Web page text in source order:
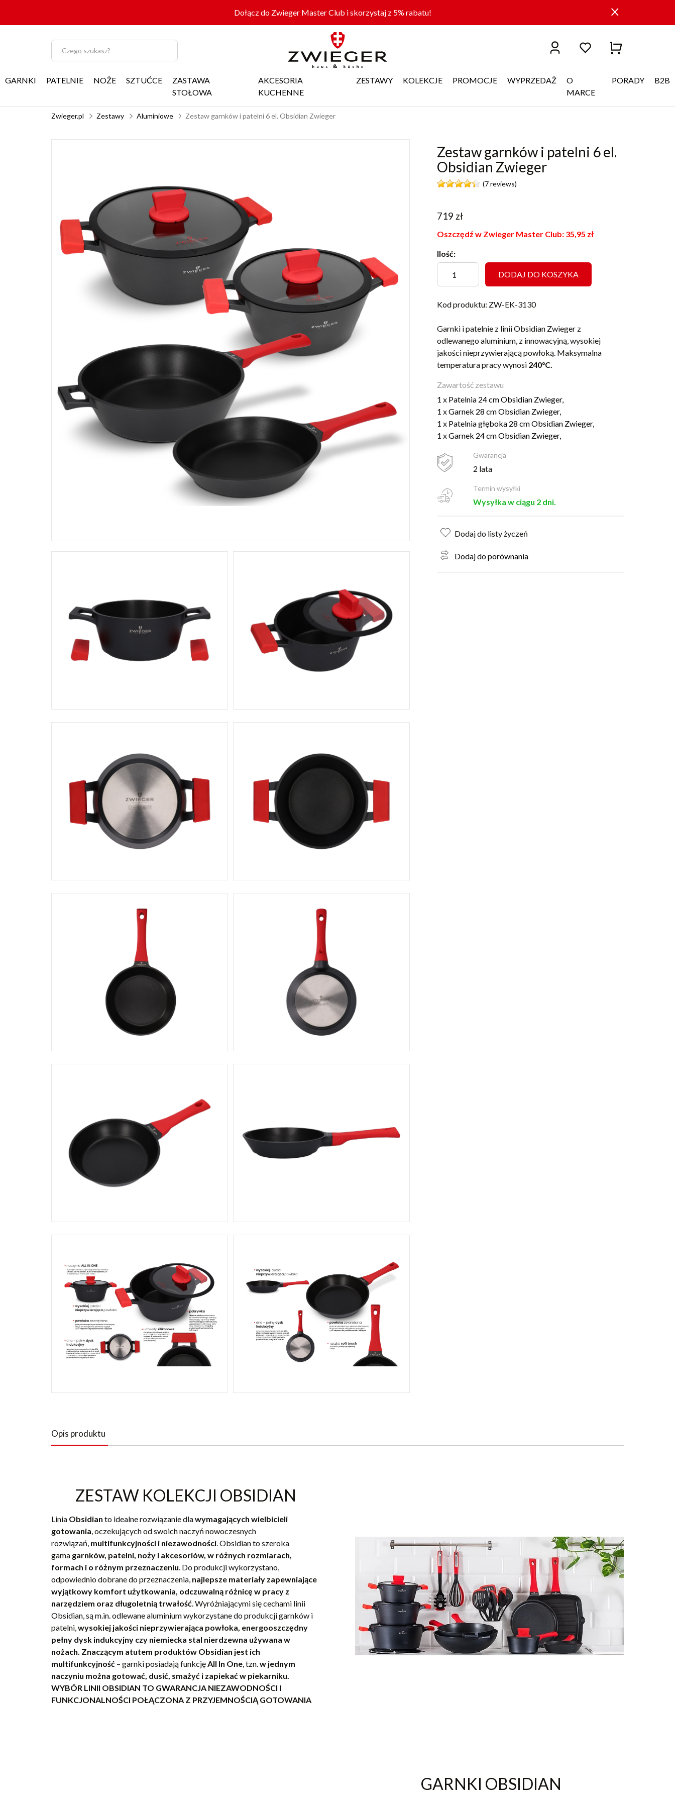
Dołącz do Zwieger Master Club i skorzystaj z 5% rabatu!
GARNKI PATELNIE NOŻE SZTUĆCE
ZASTAWA
STOŁOWA
AKCESORIA
KUCHENNE
ZESTAWY KOLEKCJE PROMOCJE WYPRZEDAŻ
O
MARCE
PORADY B2B
Zwieger.pl Zestawy Aluminiowe Zestaw garnków i patelni 6 el. Obsidian Zwieger
Zestaw garnków i patelni 6 el.
Obsidian Zwieger
(7 reviews)
719 zł
Oszczędź w Zwieger Master Club: 35,95 zł
Ilość:
DODAJ DO KOSZYKA
Kod produktu: ZW-EK-3130
Garnki i patelnie z linii Obsidian Zwieger z
odlewanego aluminium, z innowacyjną, wysokiej
jakości nieprzywierającą powłoką. Maksymalna
temperatura pracy wynosi 240°C.
Zawartość zestawu
1 x Patelnia 24 cm Obsidian Zwieger,
1 xGarnek 28 cm Obsidian Zwieger,
1 x Patelnia głęboka 28 cm Obsidian Zwieger,
1 xGarnek 24 cm Obsidian Zwieger,
Gwarancja
2 lata
Termin wysyłki
Wysyłka w ciągu 2 dni.
Dodaj do listy życzeń
Dodaj do porównania
Opis produktu
ZESTAW KOLEKCJI OBSIDIAN
Linia Obsidian to idealne rozwiązanie dlawymagających wielbicieli
gotowania, oczekujących od swoich naczyń nowoczesnych
rozwiązań, multifunkcyjności i niezawodności. Obsidian to szeroka
gama garnków, patelni, noży i akcesoriów, w różnych rozmiarach,
formach i o różnym przeznaczeniu. Do produkcji wykorzystano,
odpowiednio dobrane do przeznaczenia, najlepsze materiały zapewniające
wyjątkowy komfort użytkowania, odczuwalną różnicę w pracy z
narzędziem oraz długoletnią trwałość. Wyróżniającymi się cechami linii
Obsidian, są m.in. odlewane aluminium wykorzystane do produkcji garnków i
patelni,wysokiej jakości nieprzywierająca powłoka, energooszczędny
pełny dysk indukcyjny czy niemiecka stal nierdzewna używana w
nożach. Znaczącym atutem produktów Obsidian jest ich
multifunkcyjność – garnki posiadają funkcjęAll In One, tzn.w jednym
naczyniu można gotować, dusić, smażyć i zapiekać w piekarniku.
WYBÓR LINII OBSIDIAN TO GWARANCJA NIEZAWODNOŚCI I
FUNKCJONALNOŚCI POŁĄCZONA Z PRZYJEMNOŚCIĄ GOTOWANIA
GARNKI OBSIDIAN